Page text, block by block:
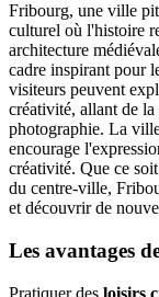
Fribourg, une ville
culturel où l'histoire
architecture
cadre inspirant pour
visiteurs peuvent
créativité, allant de la
photographie. La
encourage
créativité. Que ce
du centre-ville,
et découvrir de
Les avantages
Pratiquer des loisirs